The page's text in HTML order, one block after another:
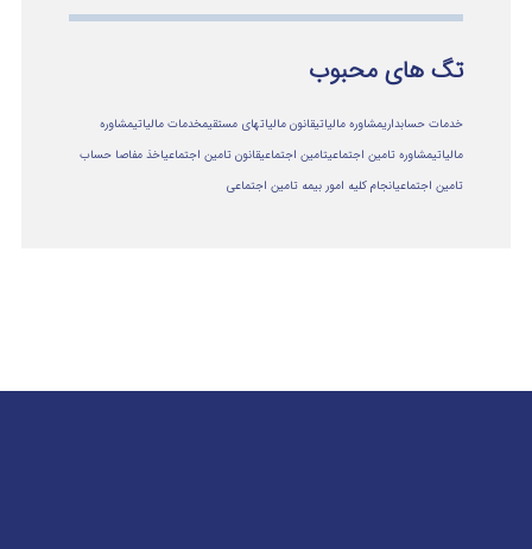
تگ های محبوب
خدمات حسابداریمشاوره مالیاتیقانون مالیاتهای مستقیمخدمات مالیاتیمشاوره
مالياتيمشاوره تامین اجتماعیتامین اجتماعیقانون تامین اجتماعیاخذ مفاصا حساب
تامین اجتماعیانجام کلیه امور بیمه تامین اجتماعی